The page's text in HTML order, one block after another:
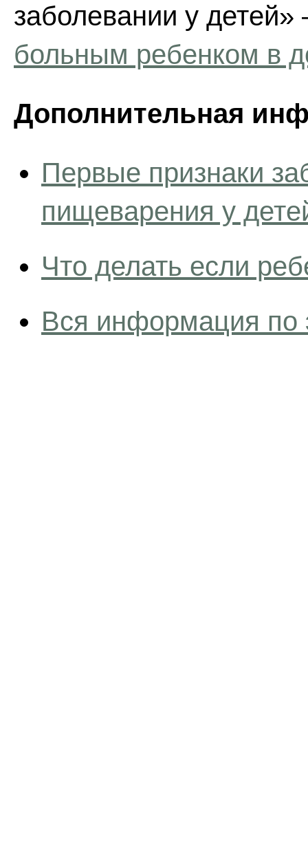
заболевании у детей»
больным ребенком в
Дополнительная
Первые признаки
пищеварения у
Что делать если
Вся информация по